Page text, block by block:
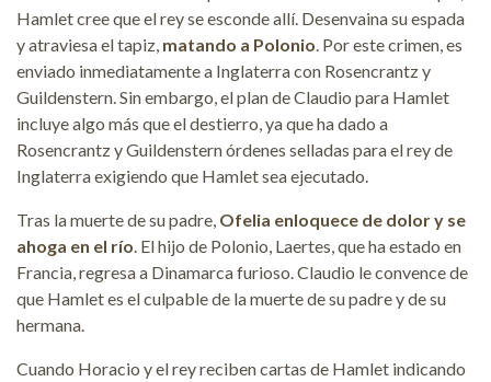
Hamlet cree que el rey se esconde allí. Desenvaina su espada
y atraviesa el tapiz, matando a Polonio . Por este crimen, es
enviado inmediatamente a Inglaterra con Rosencrantz y
Guildenstern. Sin embargo, el plan de Claudio para Hamlet
incluye algo más que el destierro, ya que ha dado a
Rosencrantz y Guildenstern órdenes selladas para el rey de
Inglaterra exigiendo que Hamlet sea ejecutado.
Tras la muerte de su padre, Ofelia enloquece de dolor y se
ahoga en el río . El hijo de Polonio, Laertes, que ha estado en
Francia, regresa a Dinamarca furioso. Claudio le convence de
que Hamlet es el culpable de la muerte de su padre y de su
hermana.
Cuando Horacio y el rey reciben cartas de Hamlet indicando